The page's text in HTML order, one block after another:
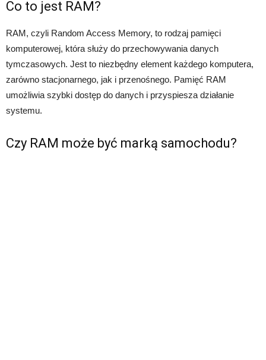
Co to jest RAM?
RAM, czyli Random Access Memory, to rodzaj pamięci
komputerowej, która służy do przechowywania danych
tymczasowych. Jest to niezbędny element każdego komputera,
zarówno stacjonarnego, jak i przenośnego. Pamięć RAM
umożliwia szybki dostęp do danych i przyspiesza działanie
systemu.
Czy RAM może być marką samochodu?